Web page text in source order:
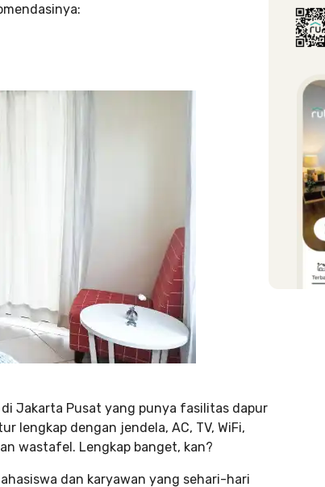
Jakarta Pusat yang punya fasilitas dapur
lengkap dengan jendela, AC, TV, WiFi,
wastafel. Lengkap banget, kan?
dan karyawan yang sehari-hari